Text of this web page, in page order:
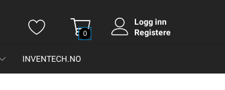
0
Logg inn
Registere
INVENTECH.NO